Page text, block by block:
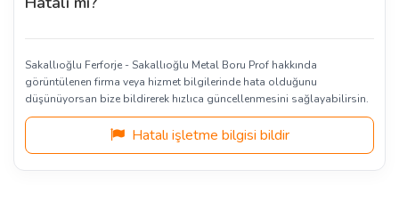
Sakallıoğlu Ferforje - Sakallıoğlu Metal Boru Prof hakkında
görüntülenen firma veya hizmet bilgilerinde hata olduğunu
düşünüyorsan bize bildirerek hızlıca güncellenmesini sağlayabilirsin.
Hatalı işletme bilgisi bildir